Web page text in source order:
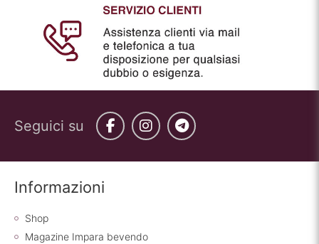
Seguici su Facebook
Instagram
Telegram
Informazioni
Shop
Magazine Impara bevendo